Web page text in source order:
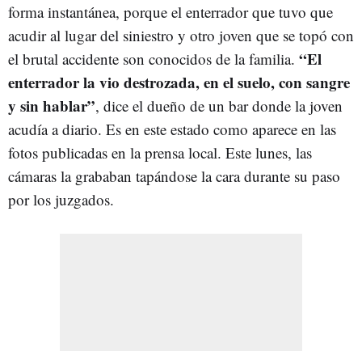
forma instantánea, porque el enterrador que tuvo que
acudir al lugar del siniestro y otro joven que se topó con
el brutal accidente son conocidos de la familia. “El
enterrador la vio destrozada, en el suelo, con sangre
y sin hablar”, dice el dueño de un bar donde la joven
acudía a diario. Es en este estado como aparece en las
fotos publicadas en la prensa local. Este lunes, las
cámaras la grababan tapándose la cara durante su paso
por los juzgados.